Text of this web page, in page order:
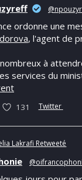
ordonne une
, l'agent de
à
services du
131 Twitter
Lakrafi Retweeté